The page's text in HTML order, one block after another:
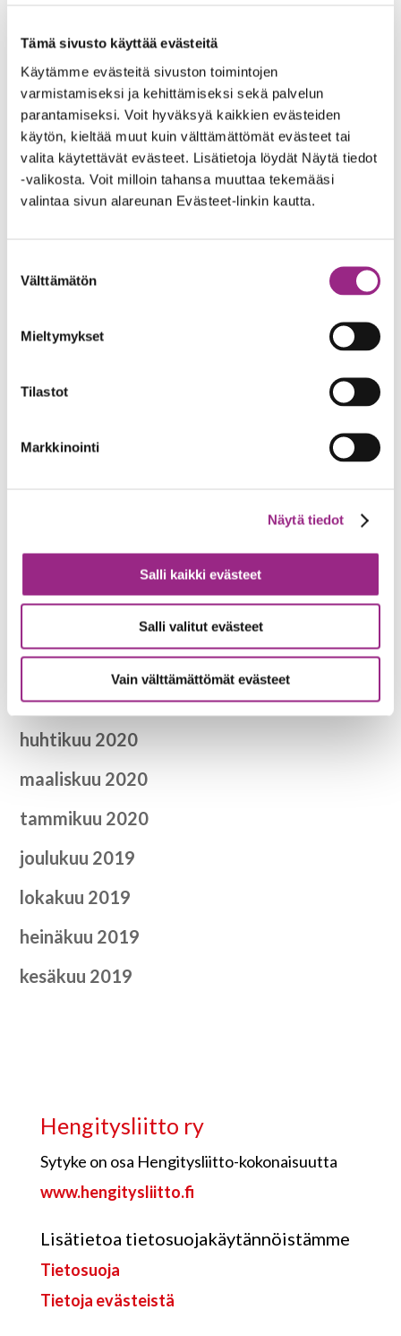
Tämä sivusto käyttää evästeitä
Käytämme evästeitä sivuston toimintojen
varmistamiseksi ja kehittämiseksi sekä palvelun
parantamiseksi. Voit hyväksyä kaikkien evästeiden
käytön, kieltää muut kuin välttämättömät evästeet tai
valita käytettävät evästeet. Lisätietoja löydät Näytä tiedot
-valikosta. Voit milloin tahansa muuttaa tekemääsi
valintaa sivun alareunan Evästeet-linkin kautta.
valinta
Välttämätön
Mieltymykset
Tilastot
Markkinointi
Näytä tiedot
Salli kaikki evästeet
Salli valitut evästeet
Vain välttämättömät evästeet
toukokuu 2022
tammikuu 2022
joulukuu 2021
syyskuu 2021
huhtikuu 2021
helmikuu 2021
heinäkuu 2020
kesäkuu 2020
toukokuu 2020
huhtikuu 2020
maaliskuu 2020
tammikuu 2020
joulukuu 2019
lokakuu 2019
heinäkuu 2019
kesäkuu 2019
Hengitysliitto ry
Sytyke on osa Hengitysliitto-kokonaisuutta
www.hengitysliitto.fi
Lisätietoa tietosuojakäytännöistämme
Tietosuoja
Tietoja evästeistä